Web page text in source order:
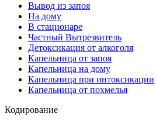
Вывод из запоя
На дому
В стационаре
Частный Вытрезвитель
Детоксикация от алкоголя
Капельница от запоя
Капельница на дому
Капельница при интоксикации
Капельница от похмелья
Кодирование